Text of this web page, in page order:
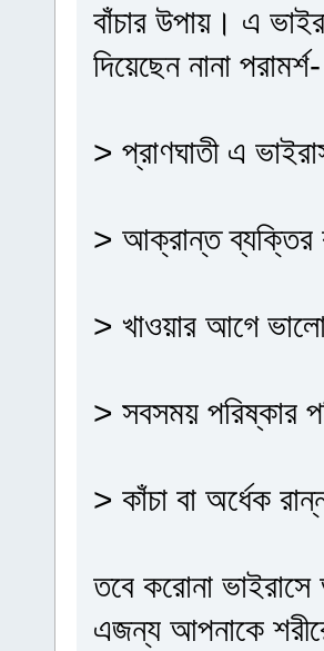
বাঁচার উপায়। এ
দিয়েছেন নানা পরামর্শ-
> প্রাণঘাতী এ
> আক্রান্ত ব্যক্তির
> খাওয়ার আগে
> সবসময় পরিষ্কার
> কাঁচা বা অর্ধেক
তবে করোনা
এজন্য আপনাকে